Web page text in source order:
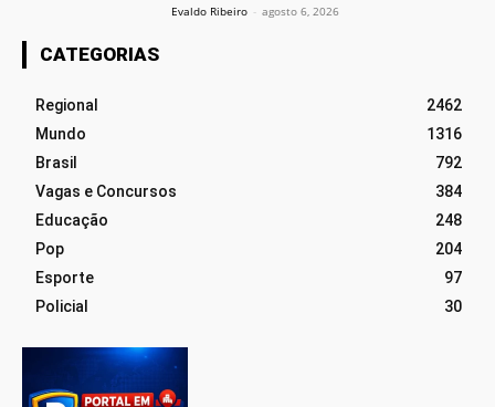
Evaldo Ribeiro - agosto 6, 2026
CATEGORIAS
Regional
2462
Mundo
1316
Brasil
792
Vagas e Concursos
384
Educação
248
Pop
204
Esporte
97
Policial
30